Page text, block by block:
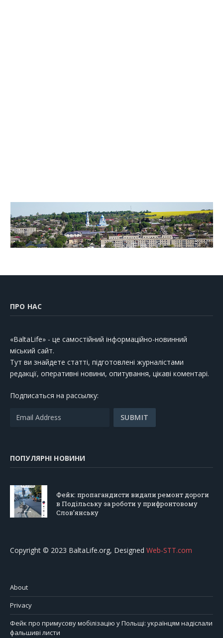
ПРО НАС
«BaltaLife» - це самостійний інформаційно-новинний
міський сайт.
Тут ви знайдете статті, підготовлені журналістами
редакції, оперативні новини, опитування, цікаві коментарі.
Подписаться на рассылку:
ПОПУЛЯРНІ НОВИНИ
Фейк: пропагандисти видали ремонт дороги
в Подільську за роботи у прифронтовому
Слов’янську
Copyright © 2023 BaltaLife.org, Designed Web-STT.com
About
Privacy
Фейк про примусову мобілізацію у Польщі: українцям надіслали
фальшиві листи